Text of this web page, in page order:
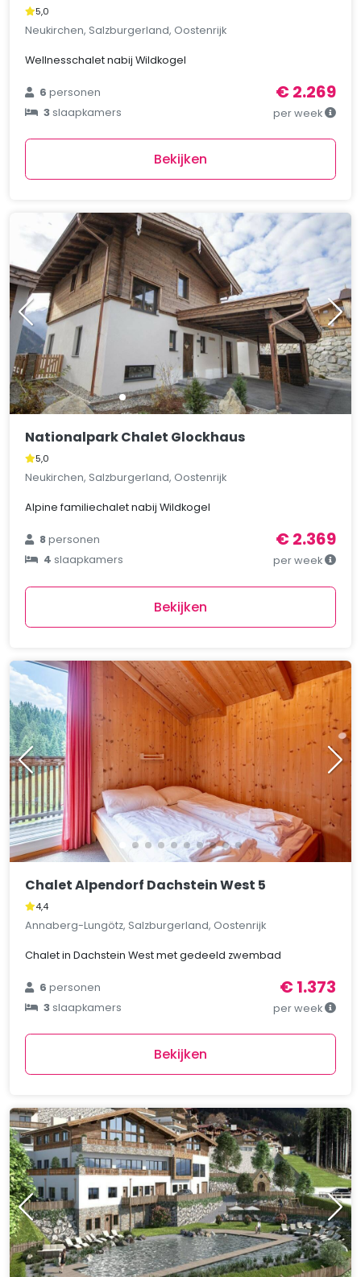
5,0
Neukirchen, Salzburgerland, Oostenrijk
Wellnesschalet nabij Wildkogel
6personen
3slaapkamers
€ 2.269
per week
Bekijken
Nationalpark Chalet Glockhaus
5,0
Neukirchen, Salzburgerland, Oostenrijk
Alpine familiechalet nabij Wildkogel
8personen
4slaapkamers
€ 2.369
per week
Bekijken
Chalet Alpendorf Dachstein West 5
4,4
Annaberg-Lungötz, Salzburgerland, Oostenrijk
Chalet in Dachstein West met gedeeld zwembad
6personen
3slaapkamers
€ 1.373
per week
Bekijken